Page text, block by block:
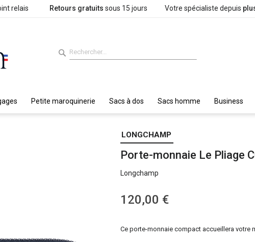
relais Retours gratuits sous 15 jours Votre spécialiste depuis
Petite maroquinerie Sacs à dos Sacs homme Business
LONGCHAMP
Porte-monnaie Le Pliage
Longchamp
120,00 €
Ce porte-monnaie compact accueillera votre